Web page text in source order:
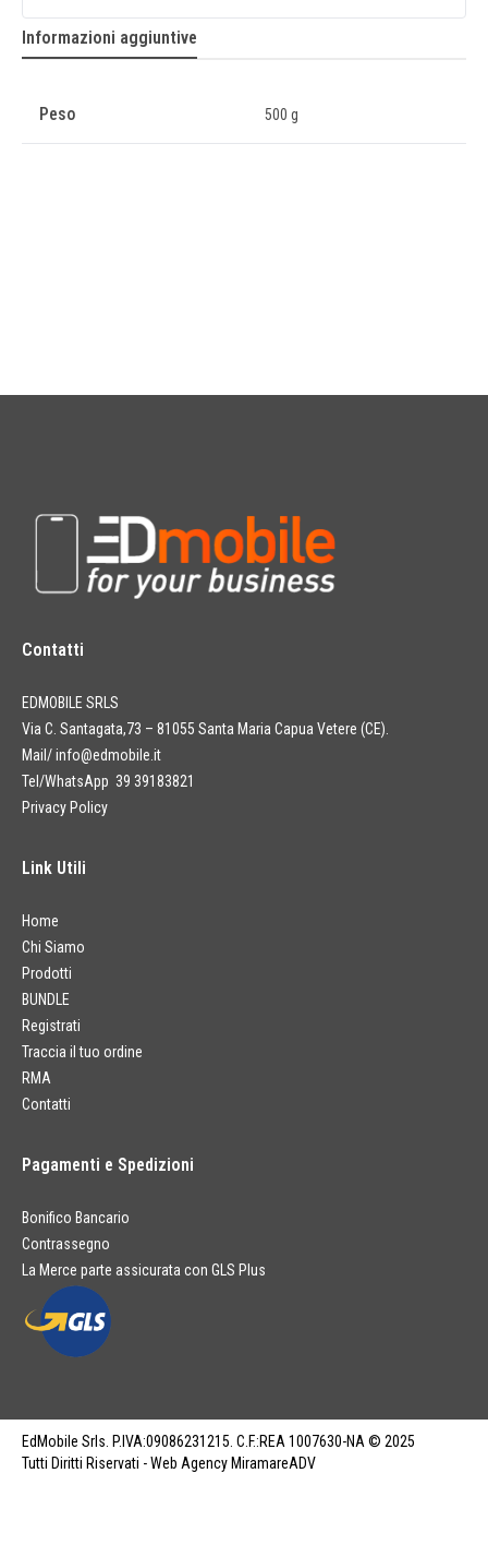
Informazioni aggiuntive
Peso 500 g
Contatti
EDMOBILE SRLS
Via C. Santagata,73 – 81055 Santa Maria Capua Vetere (CE).
Mail/info@edmobile.it
Tel/WhatsApp 39 39183821
Privacy Policy
Link Utili
Home
Chi Siamo
Prodotti
BUNDLE
Registrati
Traccia il tuo ordine
RMA
Contatti
Pagamenti e Spedizioni
Bonifico Bancario
Contrassegno
La Merce parte assicurata con GLS Plus
EdMobile Srls. P.IVA:09086231215. C.F.:REA 1007630-NA © 2025
Tutti Diritti Riservati - Web Agency MiramareADV